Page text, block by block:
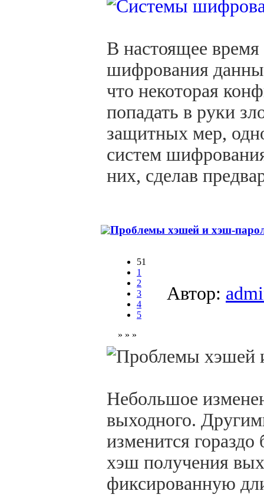
В настоящее
шифрования
что некоторая
попадать в руки
защитных мер,
систем
них, сделав
Проблемы хэшей и хэш-
51
1
2
3
4
5
» » »
Автор:
Небольшое
выходного.
изменится
хэш получения
фиксированную